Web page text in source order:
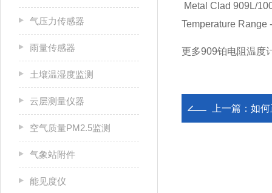
Metal Clad 909L/
Temperature Range
更多909铂电阻温度
上一篇： 如
气压力传感器
雨量传感器
土壤温湿度监测
云层测量仪器
空气质量PM2.5监测
气象站附件
能见度仪